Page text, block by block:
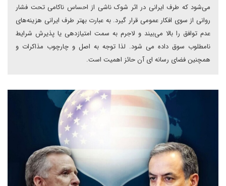
می‌شود که طرف ایرانی در اثر شوک ناشی از احساس ناکامی تحت فشار
روانی از سوی افکار عمومی قرار گیرد. به عبارت بهتر طرف ایرانی هزینه‌های
عدم توافق را بالا می‌بیند و لاجرم به سمت امتیازدهی یا پذیرش شرایط
نامطلوب سوق داده می شود. لذا توجه به اصل و چارچوب مذاکرات و
همچنین فضای رسانه ای آن حائز اهمیت است.